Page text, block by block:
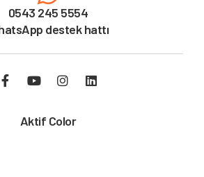
0543 245 5554
destek hattı
Aktif Color